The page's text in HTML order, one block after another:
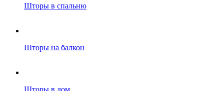
Шторы в спальню
Шторы на балкон
Шторы в дом